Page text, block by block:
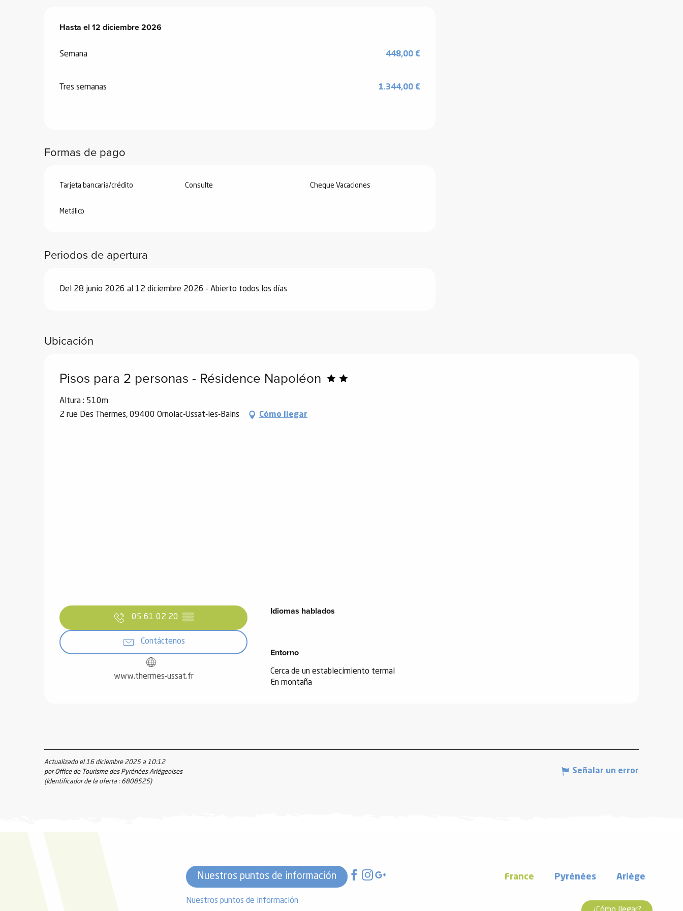
Desde 28 junio 2026hasta12 diciembre 2026
Hasta el 12 diciembre 2026
Semana 448,00 €
Tres semanas 1.344,00 €
Formas de pago
Tarjeta bancaria/crédito Consulte Cheque Vacaciones
Metálico
Periodos de apertura
Del 28 junio 2026 al 12 diciembre 2026 - Abierto todos los días
Ubicación
Pisos para 2 personas - Résidence Napoléon
Altura : 510m
2 rue Des Thermes, 09400 Ornolac-Ussat-les-Bains
Cómo llegar
05 61 02 20 ▒▒
Contáctenos
www.thermes-ussat.fr
Idiomas hablados
Idiomas hablados
Entorno
Entorno
Cerca de un establecimiento termal
En montaña
Actualizado el 16 diciembre 2025 a 10:12
por Office de Tourisme des Pyrénées Ariégeoises
(Identificador de la oferta : 6808525)
Señalar un error
Nuestros puntos de información
Nuestros puntos de información
France Pyrénées Ariège